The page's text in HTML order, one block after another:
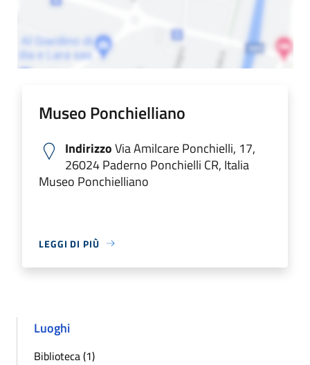
Museo Ponchielliano
IndirizzoVia Amilcare Ponchielli, 17,
26024 Paderno Ponchielli CR, Italia
Museo Ponchielliano
LEGGI DI PIÙ
Luoghi
Biblioteca (1)